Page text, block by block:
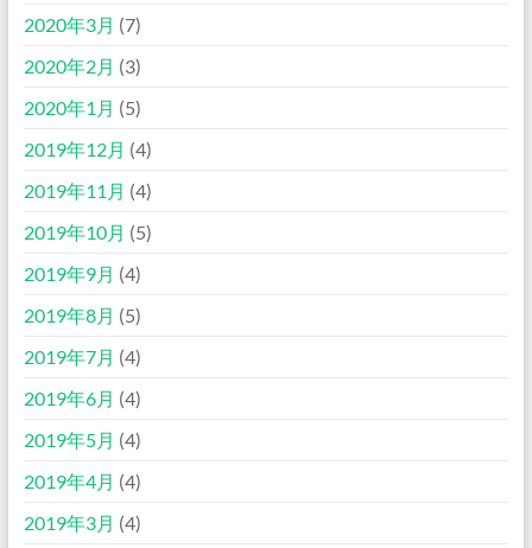
2020年3月 (7)
2020年2月 (3)
2020年1月 (5)
2019年12月 (4)
2019年11月 (4)
2019年10月 (5)
2019年9月 (4)
2019年8月 (5)
2019年7月 (4)
2019年6月 (4)
2019年5月 (4)
2019年4月 (4)
2019年3月 (4)